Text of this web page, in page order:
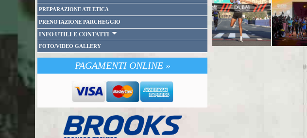
PREPARAZIONE ATLETICA
PRENOTAZIONE PARCHEGGIO
INFO UTILI E CONTATTI
FOTO/VIDEO GALLERY
PAGAMENTI ONLINE »